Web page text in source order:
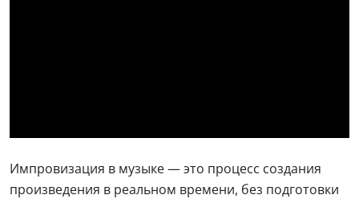
Импровизация в музыке — это процесс создания
произведения в реальном времени, без подготовки